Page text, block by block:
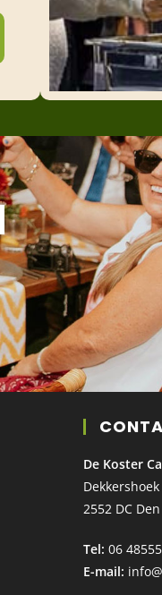
De Koster
2552 DC
Tel: 06
E-mail: